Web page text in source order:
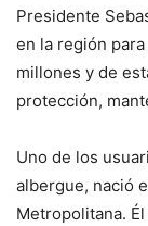
Presidente
en la región
millones y de
protección,
Uno de los
albergue, nació
Metropolitana.